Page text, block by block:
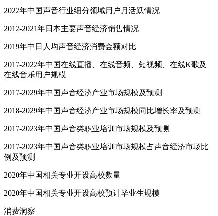
2022年中国声音行业细分领域用户月活跃情况
2012-2021年日本主要声音经济销售情况
2019年中日人均声音经济消费金额对比
2017-2022年中国在线直播、在线音频、短视频、在线K歌及
在线音乐用户规模
2017-2029年中国声音经济产业市场规模及预测
2018-2029年中国声音经济产业市场规模同比增长率及预测
2017-2023年中国声音类职业培训市场规模及预测
2017-2023年中国声音类职业培训市场规模占声音经济市场比
例及预测
2020年中国相关专业开设高校数量
2020年中国相关专业开设高校预计毕业生规模
消费洞察